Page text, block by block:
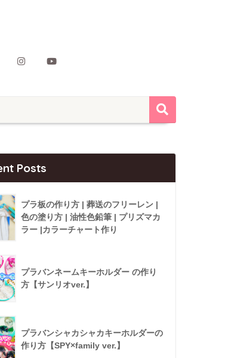
Posts
プラ板の作り方 | 葬送のフリーレン |
色の塗り方 | 油性色鉛筆 | プリズマカ
ラー |カラーチャート作り
プラバンネームキーホルダー の作り
方【サンリオver.】
プラバンシャカシャカキーホルダーの
作り方【SPY×family ver.】